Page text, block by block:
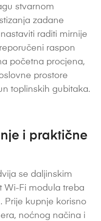
stvarnom
zadane
raditi mirnije
raspon
početna procjena,
prostore
toplinskih gubitaka.
i praktične
se daljinskim
Wi-Fi modula treba
Prije kupnje korisno
noćnog načina i